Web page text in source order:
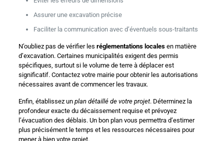
Assurer une excavation précise
Faciliter la communication avec d’éventuels sous-traitants
N’oubliez pas de vérifier les réglementations localesen matière
d’excavation. Certaines municipalités exigent des permis
spécifiques, surtout si le volume de terre à déplacer est
significatif. Contactez votre mairie pour obtenir les autorisations
nécessaires avant de commencer les travaux.
Enfin, établissez un plan détaillé de votre projet. Déterminez la
profondeur exacte du décaissement requise et prévoyez
l’évacuation des déblais. Un bon plan vous permettra d’estimer
plus précisément le temps et les ressources nécessaires pour
mener à bien votre projet.